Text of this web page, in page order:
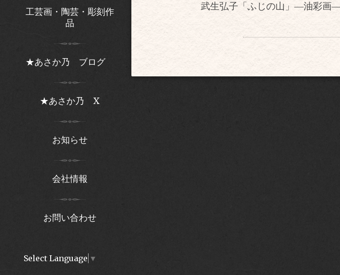
武生弘子「ふじの山」―油彩
工芸画・陶芸・彫刻作
品
★あさか乃 ブログ
★あさか乃 X
お知らせ
会社情報
お問い合わせ
Select Language ▼